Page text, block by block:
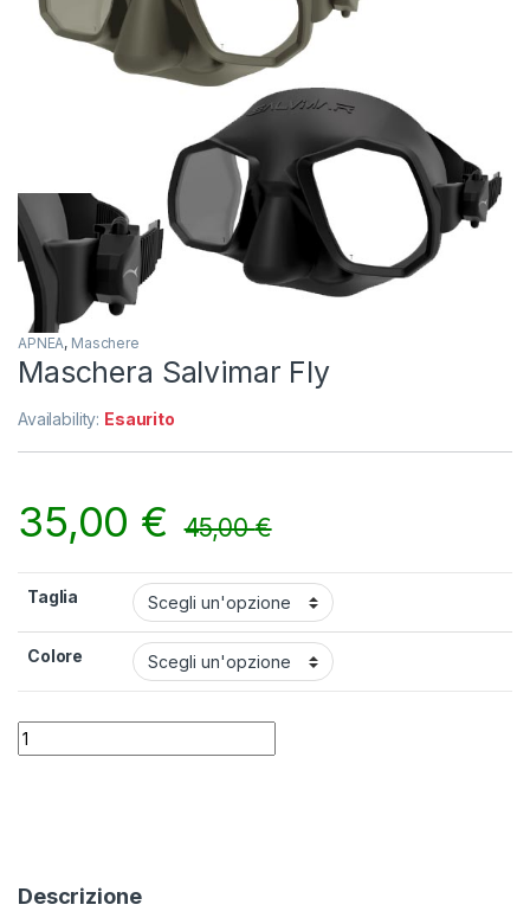
APNEA, Maschere
Maschera Salvimar Fly
Availability: Esaurito
35,00 € 45,00€
Taglia
Colore
Maschera Salvimar Fly quantity
Descrizione